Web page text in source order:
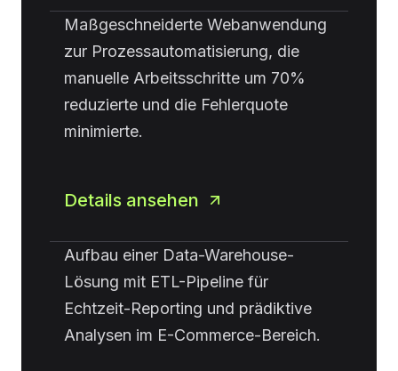
Maßgeschneiderte Webanwendung
zur Prozessautomatisierung, die
manuelle Arbeitsschritte um 70%
reduzierte und die Fehlerquote
minimierte.
Details ansehen
Aufbau einer Data-Warehouse-
Lösung mit ETL-Pipeline für
Echtzeit-Reporting und prädiktive
Analysen im E-Commerce-Bereich.